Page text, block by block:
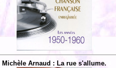
Michèle Arnaud : La rue s'allume.